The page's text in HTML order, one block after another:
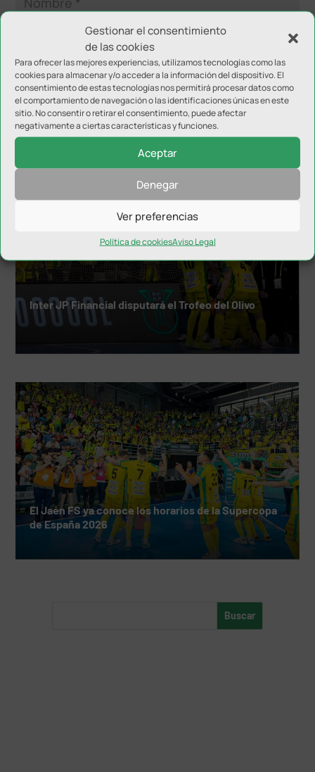
Gestionar el consentimiento
de las cookies
Para ofrecer las mejores experiencias, utilizamos tecnologías como las
cookies para almacenar y/o acceder a la información del dispositivo. El
consentimiento de estas tecnologías nos permitirá procesar datos como
el comportamiento de navegación o las identificaciones únicas en este
sitio. No consentir o retirar el consentimiento, puede afectar
negativamente a ciertas características y funciones.
Aceptar
Denegar
Ver preferencias
Política de cookiesAviso Legal
NOTICIAS RELACIONADAS
Inter JP Financial disputará el Trofeo del Olivo
El Jaén FS ya conoce los horarios de la Supercopa
de España 2026